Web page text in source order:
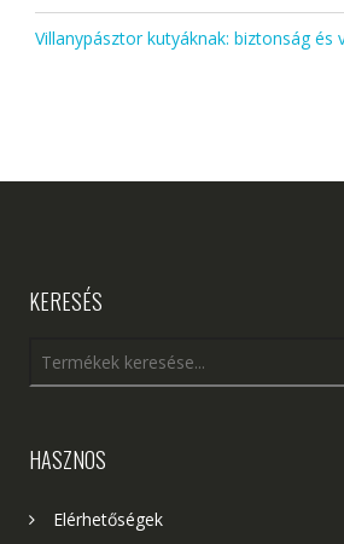
Villanypásztor kutyáknak: biztonság és
KERESÉS
HASZNOS
Elérhetőségek